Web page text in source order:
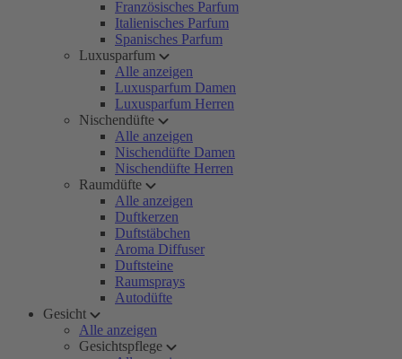
Französisches Parfum
Italienisches Parfum
Spanisches Parfum
Luxusparfum
Alle anzeigen
Luxusparfum Damen
Luxusparfum Herren
Nischendüfte
Alle anzeigen
Nischendüfte Damen
Nischendüfte Herren
Raumdüfte
Alle anzeigen
Duftkerzen
Duftstäbchen
Aroma Diffuser
Duftsteine
Raumsprays
Autodüfte
Gesicht
Alle anzeigen
Gesichtspflege